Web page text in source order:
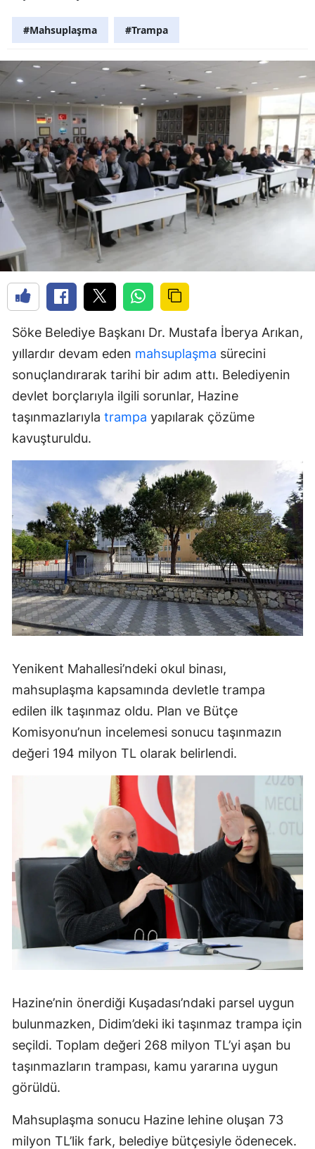
#Mahsuplaşma #Trampa
Söke Belediye Başkanı Dr. Mustafa İberya Arıkan,
yıllardır devam eden mahsuplaşma sürecini
sonuçlandırarak tarihi bir adım attı. Belediyenin
devlet borçlarıyla ilgili sorunlar, Hazine
taşınmazlarıyla trampa yapılarak çözüme
kavuşturuldu.
Yenikent Mahallesi’ndeki okul binası,
mahsuplaşma kapsamında devletle trampa
edilen ilk taşınmaz oldu. Plan ve Bütçe
Komisyonu’nun incelemesi sonucu taşınmazın
değeri 194 milyon TL olarak belirlendi.
Hazine’nin önerdiği Kuşadası’ndaki parsel uygun
bulunmazken, Didim’deki iki taşınmaz trampa için
seçildi. Toplam değeri 268 milyon TL’yi aşan bu
taşınmazların trampası, kamu yararına uygun
görüldü.
Mahsuplaşma sonucu Hazine lehine oluşan 73
milyon TL’lik fark, belediye bütçesiyle ödenecek.